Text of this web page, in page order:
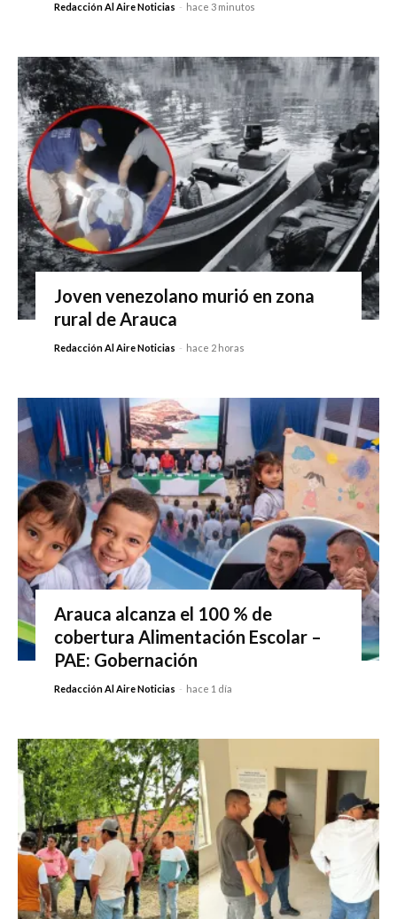
Redacción Al Aire Noticias - hace 3 minutos
Joven venezolano murió en zona
rural de Arauca
Redacción Al Aire Noticias - hace 2 horas
Arauca alcanza el 100 % de
cobertura Alimentación Escolar –
PAE: Gobernación
Redacción Al Aire Noticias - hace 1 día